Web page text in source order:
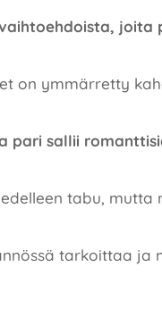
on ymmärretty
pari sallii
tabu, mutta
tarkoittaa ja